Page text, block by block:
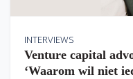
INTERVIEWS
Venture capital
‘Waarom wil niet